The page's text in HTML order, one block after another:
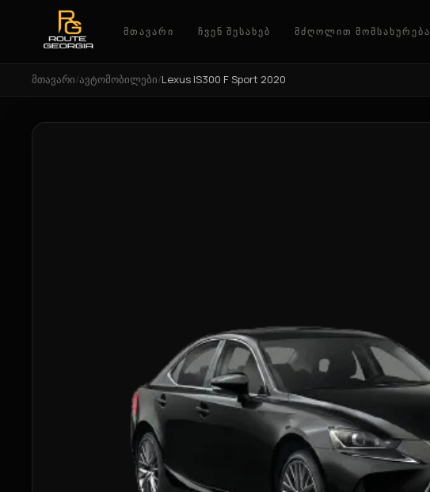
ᲛᲗᲐᲕᲐᲠᲘ ᲩᲕᲔᲜ ᲨᲔᲡᲐᲮᲔᲑ ᲛᲫᲦᲝᲚᲘᲗ ᲛᲝᲛᲡᲐᲮᲣᲠᲔᲑᲐ
მთავარი/ავტომობილები/Lexus IS300 F Sport 2020